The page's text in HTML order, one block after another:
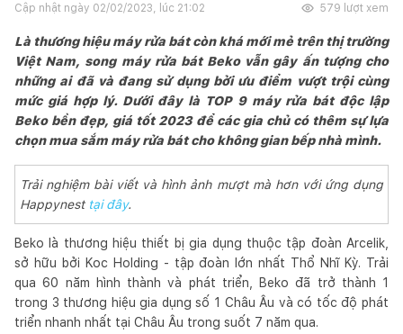
Cập nhật ngày 02/02/2023, lúc 21:02 579 lượt xem
Là thương hiệu máy rửa bát còn khá mới mẻ trên thị trường
Việt Nam, song máy rửa bát Beko vẫn gây ấn tượng cho
những ai đã và đang sử dụng bởi ưu điểm vượt trội cùng
mức giá hợp lý. Dưới đây là TOP 9 máy rửa bát độc lập
Beko bền đẹp, giá tốt 2023 để các gia chủ có thêm sự lựa
chọn mua sắm máy rửa bát cho không gian bếp nhà mình.
Trải nghiệm bài viết và hình ảnh mượt mà hơn với ứng dụng
Happynest tại đây.
Beko là thương hiệu thiết bị gia dụng thuộc tập đoàn Arcelik,
sở hữu bởi Koc Holding - tập đoàn lớn nhất Thổ Nhĩ Kỳ. Trải
qua 60 năm hình thành và phát triển, Beko đã trở thành 1
trong 3 thương hiệu gia dụng số 1 Châu Âu và có tốc độ phát
triển nhanh nhất tại Châu Âu trong suốt 7 năm qua.